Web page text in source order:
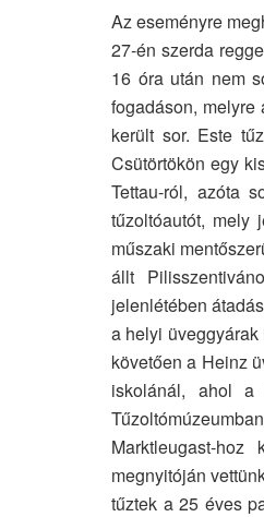
Az eseményre
27-én szerda
16 óra után nem
fogadáson, melyre
került sor. Este
Csütörtökön egy
Tettau-ról, azóta
tűzoltóautót, mely
műszaki
állt
jelenlétében
a helyi
követően a Heinz
iskolánál, ahol a
Marktleugast-
megnyitóján
tűztek a 25 éves